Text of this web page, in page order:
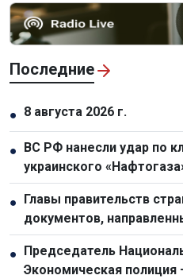
Последние
● 8 августа 2026 г.
● ВС РФ нанесли удар по
украинского
● Главы правительств
документов,
интеграции
● Председатель
Экономическая полиция